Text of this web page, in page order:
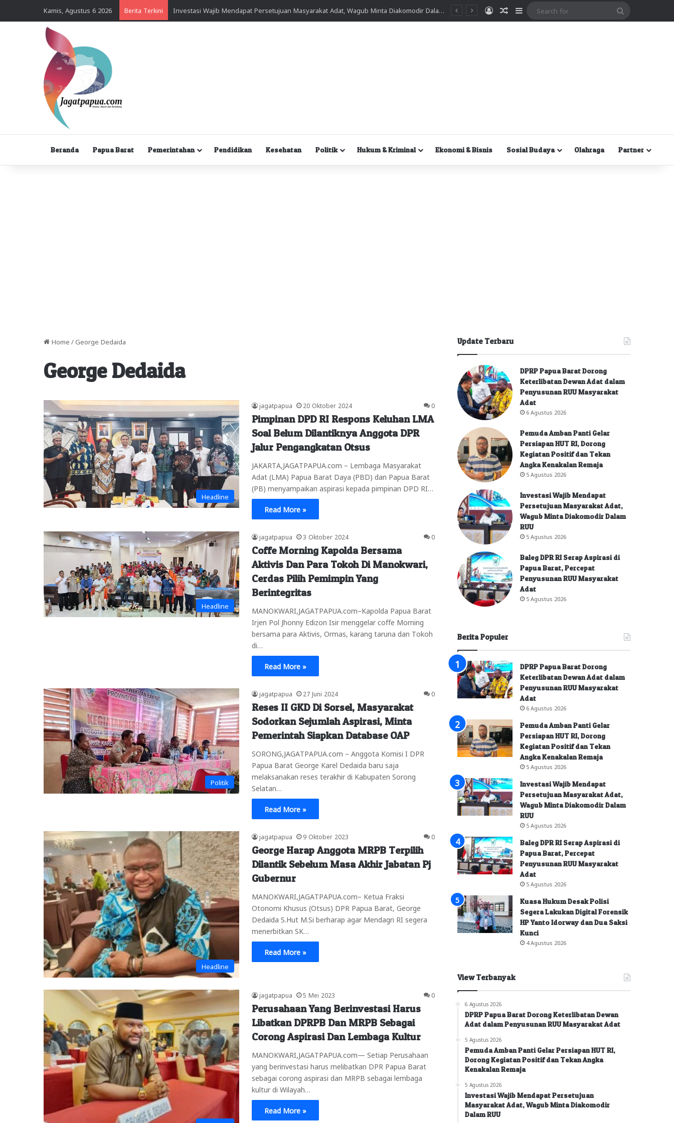
Kamis, Agustus 6 2026 Berita Terkini MasukRandom Article
Sidebar
Beranda Papua Barat Pemerintahan Pendidikan Kesehatan Politik Hukum & Kriminal Ekonomi & Bisnis Sosial Budaya Olahraga Partner
Home / George Dedaida
George Dedaida
Headline
jagatpapua 20 Oktober 2024 0
Pimpinan DPD RI Respons Keluhan LMA
Soal Belum Dilantiknya Anggota DPR
Jalur Pengangkatan Otsus
JAKARTA,JAGATPAPUA.com – Lembaga Masyarakat
Adat (LMA) Papua Barat Daya (PBD) dan Papua Barat
(PB) menyampaikan aspirasi kepada pimpinan DPD RI…
Read More »
Headline
jagatpapua 3 Oktober 2024 0
Coffe Morning Kapolda Bersama
Aktivis Dan Para Tokoh Di Manokwari,
Cerdas Pilih Pemimpin Yang
Berintegritas
MANOKWARI,JAGATPAPUA.com–Kapolda Papua Barat
Irjen Pol Jhonny Edizon Isir menggelar coffe Morning
bersama para Aktivis, Ormas, karang taruna dan Tokoh
di…
Read More »
Politik
jagatpapua 27 Juni 2024 0
Reses II GKD Di Sorsel, Masyarakat
Sodorkan Sejumlah Aspirasi, Minta
Pemerintah Siapkan Database OAP
SORONG,JAGATPAPUA.com – Anggota Komisi I DPR
Papua Barat George Karel Dedaida baru saja
melaksanakan reses terakhir di Kabupaten Sorong
Selatan…
Read More »
Headline
jagatpapua 9 Oktober 2023 0
George Harap Anggota MRPB Terpilih
Dilantik Sebelum Masa Akhir Jabatan Pj
Gubernur
MANOKWARI,JAGATPAPUA.com– Ketua Fraksi
Otonomi Khusus (Otsus) DPR Papua Barat, George
Dedaida S.Hut M.Si berharap agar Mendagri RI segera
menerbitkan SK…
Read More »
jagatpapua 5 Mei 2023 0
Perusahaan Yang Berinvestasi Harus
Libatkan DPRPB Dan MRPB Sebagai
Corong Aspirasi Dan Lembaga Kultur
MANOKWARI,JAGATPAPUA.com— Setiap Perusahaan
yang berinvestasi harus melibatkan DPR Papua Barat
sebagai corong aspirasi dan MRPB sebagai lembaga
kultur di Wilayah…
Read More »
Update Terbaru
DPRP Papua Barat Dorong
Keterlibatan Dewan Adat dalam
Penyusunan RUU Masyarakat
Adat
6 Agustus 2026
Pemuda Amban Panti Gelar
Persiapan HUT RI, Dorong
Kegiatan Positif dan Tekan
Angka Kenakalan Remaja
5 Agustus 2026
Investasi Wajib Mendapat
Persetujuan Masyarakat Adat,
Wagub Minta Diakomodir Dalam
RUU
5 Agustus 2026
Baleg DPR RI Serap Aspirasi di
Papua Barat, Percepat
Penyusunan RUU Masyarakat
Adat
5 Agustus 2026
Berita Populer
DPRP Papua Barat Dorong
Keterlibatan Dewan Adat dalam
Penyusunan RUU Masyarakat
Adat
6 Agustus 2026
Pemuda Amban Panti Gelar
Persiapan HUT RI, Dorong
Kegiatan Positif dan Tekan
Angka Kenakalan Remaja
5 Agustus 2026
Investasi Wajib Mendapat
Persetujuan Masyarakat Adat,
Wagub Minta Diakomodir Dalam
RUU
5 Agustus 2026
Baleg DPR RI Serap Aspirasi di
Papua Barat, Percepat
Penyusunan RUU Masyarakat
Adat
5 Agustus 2026
Kuasa Hukum Desak Polisi
Segera Lakukan Digital Forensik
HP Yanto Idorway dan Dua Saksi
Kunci
4 Agustus 2026
View Terbanyak
6 Agustus 2026
DPRP Papua Barat Dorong Keterlibatan Dewan
Adat dalam Penyusunan RUU Masyarakat Adat
5 Agustus 2026
Pemuda Amban Panti Gelar Persiapan HUT RI,
Dorong Kegiatan Positif dan Tekan Angka
Kenakalan Remaja
5 Agustus 2026
Investasi Wajib Mendapat Persetujuan
Masyarakat Adat, Wagub Minta Diakomodir
Dalam RUU